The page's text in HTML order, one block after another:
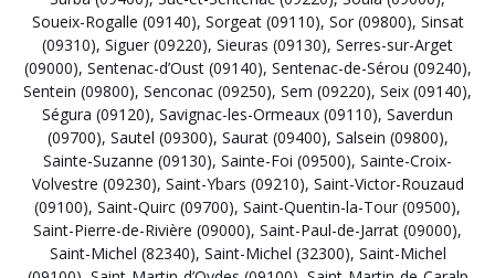
Soueix-Rogalle (09140), Sorgeat (09110), Sor (09800), Sinsat
(09310), Siguer (09220), Sieuras (09130), Serres-sur-Arget
(09000), Sentenac-d’Oust (09140), Sentenac-de-Sérou (09240),
Sentein (09800), Senconac (09250), Sem (09220), Seix (09140),
Ségura (09120), Savignac-les-Ormeaux (09110), Saverdun
(09700), Sautel (09300), Saurat (09400), Salsein (09800),
Sainte-Suzanne (09130), Sainte-Foi (09500), Sainte-Croix-
Volvestre (09230), Saint-Ybars (09210), Saint-Victor-Rouzaud
(09100), Saint-Quirc (09700), Saint-Quentin-la-Tour (09500),
Saint-Pierre-de-Rivière (09000), Saint-Paul-de-Jarrat (09000),
Saint-Michel (82340), Saint-Michel (32300), Saint-Michel